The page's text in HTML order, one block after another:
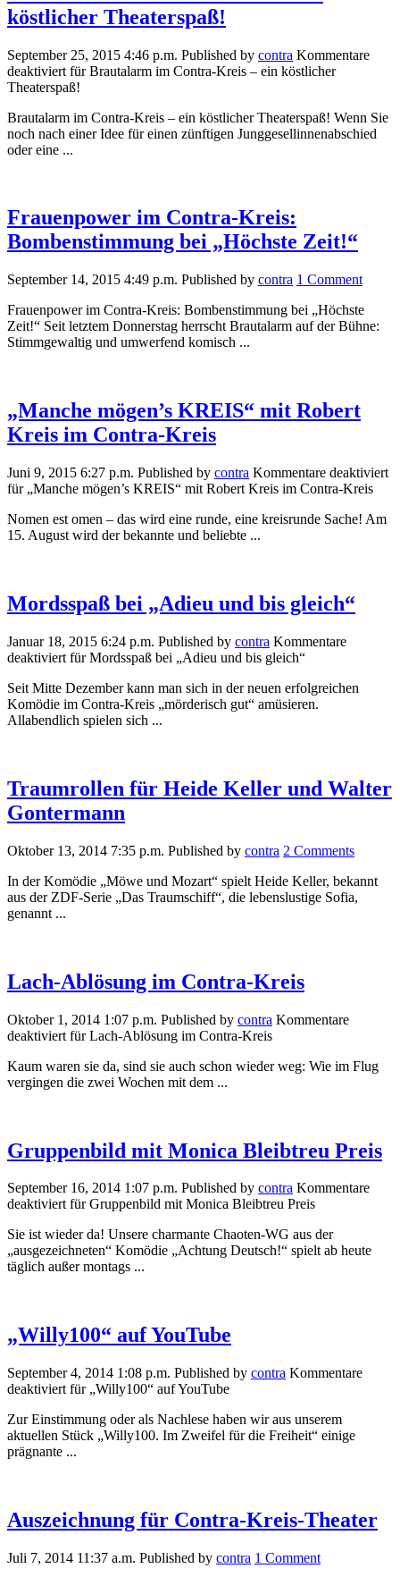
köstlicher Theaterspaß!
September 25, 2015 4:46 p.m. Published by contra Kommentare
deaktiviert für Brautalarm im Contra-Kreis – ein köstlicher
Theaterspaß!
Brautalarm im Contra-Kreis – ein köstlicher Theaterspaß! Wenn Sie
noch nach einer Idee für einen zünftigen Junggesellinnenabschied
oder eine ...
Frauenpower im Contra-Kreis:
Bombenstimmung bei „Höchste Zeit!“
September 14, 2015 4:49 p.m. Published by contra 1 Comment
Frauenpower im Contra-Kreis: Bombenstimmung bei „Höchste
Zeit!“ Seit letztem Donnerstag herrscht Brautalarm auf der Bühne:
Stimmgewaltig und umwerfend komisch ...
„Manche mögen’s KREIS“ mit Robert
Kreis im Contra-Kreis
Juni 9, 2015 6:27 p.m. Published by contra Kommentare deaktiviert
für „Manche mögen’s KREIS“ mit Robert Kreis im Contra-Kreis
Nomen est omen – das wird eine runde, eine kreisrunde Sache! Am
15. August wird der bekannte und beliebte ...
Mordsspaß bei „Adieu und bis gleich“
Januar 18, 2015 6:24 p.m. Published by contra Kommentare
deaktiviert für Mordsspaß bei „Adieu und bis gleich“
Seit Mitte Dezember kann man sich in der neuen erfolgreichen
Komödie im Contra-Kreis „mörderisch gut“ amüsieren.
Allabendlich spielen sich ...
Traumrollen für Heide Keller und Walter
Gontermann
Oktober 13, 2014 7:35 p.m. Published by contra 2 Comments
In der Komödie „Möwe und Mozart“ spielt Heide Keller, bekannt
aus der ZDF-Serie „Das Traumschiff“, die lebenslustige Sofia,
genannt ...
Lach-Ablösung im Contra-Kreis
Oktober 1, 2014 1:07 p.m. Published by contra Kommentare
deaktiviert für Lach-Ablösung im Contra-Kreis
Kaum waren sie da, sind sie auch schon wieder weg: Wie im Flug
vergingen die zwei Wochen mit dem ...
Gruppenbild mit Monica Bleibtreu Preis
September 16, 2014 1:07 p.m. Published by contra Kommentare
deaktiviertfür Gruppenbild mit Monica Bleibtreu Preis
Sie ist wieder da! Unsere charmante Chaoten-WG aus der
„ausgezeichneten“ Komödie „Achtung Deutsch!“ spielt ab heute
täglich außer montags ...
„Willy100“ auf YouTube
September 4, 2014 1:08 p.m. Published by contra Kommentare
deaktiviert für „Willy100“ auf YouTube
Zur Einstimmung oder als Nachlese haben wir aus unserem
aktuellen Stück „Willy100. Im Zweifel für die Freiheit“ einige
prägnante ...
Auszeichnung für Contra-Kreis-Theater
Juli 7, 2014 11:37 a.m. Published by contra 1 Comment